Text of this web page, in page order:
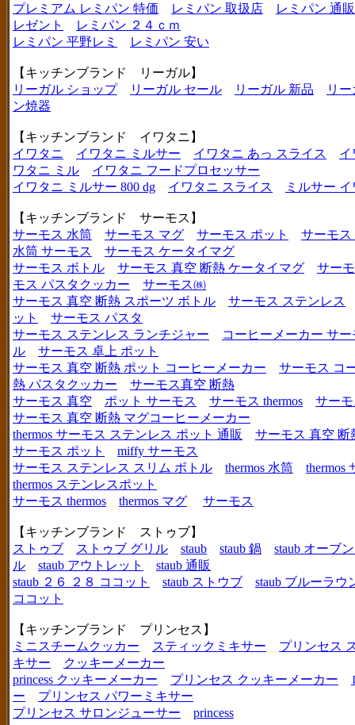
プレミアム レミパン 特価 レミパン 取扱店
レミパン 通販
レゼント
レミパン ２４ｃｍ
レミパン 平野レミ
レミパン 安い
【キッチンブランド リーガル】
リーガル ショップ
リーガル セール リーガル 新品
リ
ン焼器
【キッチンブランド イワタニ】
イワタニ
イワタニ ミルサー イワタニ あっ スライス
イ
ワタニ ミル
イワタニ フードプロセッサー
イワタニ ミルサー 800 dg
イワタニ スライス ミルサー
【キッチンブランド サーモス】
サーモス 水筒
サーモス マグ サーモス ポット
サーモス
水筒 サーモス
サーモス ケータイマグ
サーモス ボトル
サーモス 真空 断熱 ケータイマグ
サー
モス パスタクッカー
サーモス㈱
サーモス 真空 断熱 スポーツ ボトル
サーモス ステンレス
ット
サーモス パスタ
サーモス ステンレス ランチジャー
コーヒーメーカー サー
ル
サーモス 卓上 ポット
サーモス 真空 断熱 ポット コーヒーメーカー
サーモス コ
熱 パスタクッカー
サーモス真空 断熱
サーモス 真空
ポット サーモス サーモス thermos
サー
サーモス 真空 断熱 マグコーヒーメーカー
thermos サーモス ステンレス ポット 通販
サーモス 真空 断
サーモス ポット
miffy サーモス
サーモス ステンレス スリム ボトル
thermos 水筒
thermos
thermos ステンレスポット
サーモス thermos
thermos マグ サーモス
【キッチンブランド ストゥブ】
ストゥブ
ストゥブ グリル staub staub 鍋
staub オーブ
ル
staub アウトレット
staub 通販
staub ２６ ２８ ココット
staub ストウブ
staub ブルーラウ
ココット
【キッチンブランド プリンセス】
ミニスチームクッカー
スティックミキサー
プリンセス
キサー
クッキーメーカー
princess クッキーメーカー
プリンセス クッキーメーカー
ー
プリンセス パワーミキサー
プリンセス サロンジューサー
princess